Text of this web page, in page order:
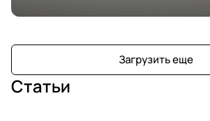
Загрузить еще
Статьи